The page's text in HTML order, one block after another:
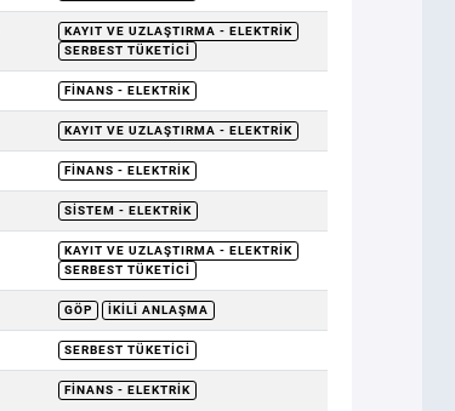
KAYIT VE UZLAŞTIRMA - ELEKTRIK
SERBEST TÜKETICI
FINANS - ELEKTRIK
KAYIT VE UZLAŞTIRMA - ELEKTRIK
FINANS - ELEKTRIK
SISTEM - ELEKTRIK
KAYIT VE UZLAŞTIRMA - ELEKTRIK
SERBEST TÜKETICI
GÖP İKILI ANLAŞMA
SERBEST TÜKETICI
FINANS - ELEKTRIK